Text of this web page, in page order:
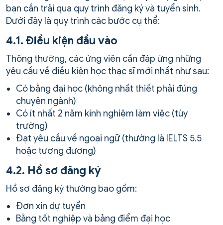
bạn cần trải qua quy trình đăng ký và tuyển sinh.
Dưới đây là quy trình các bước cụ thể:
4.1. Điều kiện đầu vào
Thông thường, các ứng viên cần đáp ứng những
yêu cầu về điều kiện học thạc sĩ mới nhất như sau:
Có bằng đại học (không nhất thiết phải đúng
chuyên ngành)
Có ít nhất 2 năm kinh nghiệm làm việc (tùy
trường)
Đạt yêu cầu về ngoại ngữ (thường là IELTS 5.5
hoặc tương đương)
4.2. Hồ sơ đăng ký
Hồ sơ đăng ký thường bao gồm:
Đơn xin dự tuyển
Bằng tốt nghiệp và bảng điểm đại học